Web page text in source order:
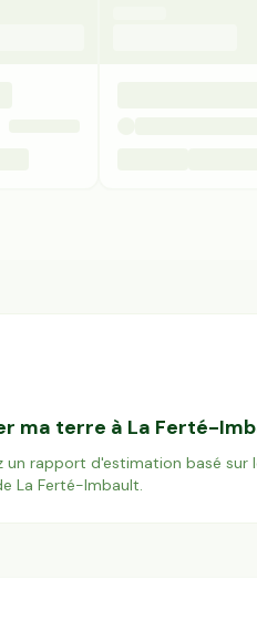
ma terre à La Ferté-
un rapport d'estimation basé sur
La Ferté-Imbault.